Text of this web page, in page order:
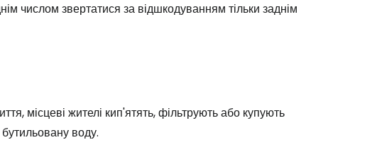
числом звертатися за відшкодуванням тільки заднім
місцеві жителі кип'ятять, фільтрують або купують
воду.